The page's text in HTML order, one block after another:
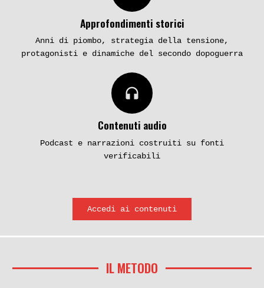
Approfondimenti storici
Anni di piombo, strategia della tensione,
protagonisti e dinamiche del secondo dopoguerra
headphones
Contenuti audio
Podcast e narrazioni costruiti su fonti
verificabili
Accedi ai contenuti
IL METODO